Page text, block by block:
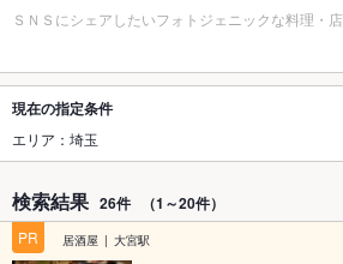
ＳＮＳにシェアしたいフォトジェニックな料理・
現在の指定条件
エリア：埼玉
検索結果 26件 （1～20件）
PR 居酒屋 大宮駅